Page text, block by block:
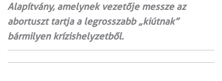
Alapítvány, amelynek vezetője messze az
abortuszt tartja a legrosszabb „kiútnak”
bármilyen krízishelyzetből.